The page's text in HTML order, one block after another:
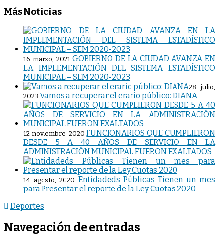
Más Noticias
16 marzo, 2021 GOBIERNO DE LA CIUDAD AVANZA EN
LA IMPLEMENTACIÓN DEL SISTEMA ESTADÍSTICO
MUNICIPAL – SEM 2020-2023
28 julio,
2023 Vamos a recuperar el erario público: DIANA
12 noviembre, 2020 FUNCIONARIOS QUE CUMPLIERON
DESDE 5 A 40 AÑOS DE SERVICIO EN LA
ADMINISTRACIÓN MUNICIPAL FUERON EXALTADOS
14 agosto, 2020 Entidadeds Públicas Tienen un mes
para Presentar el reporte de la Ley Cuotas 2020
Deportes
Navegación de entradas